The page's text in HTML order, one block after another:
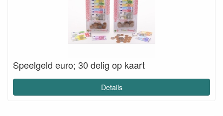
Speelgeld euro; 30 delig op kaart
Details